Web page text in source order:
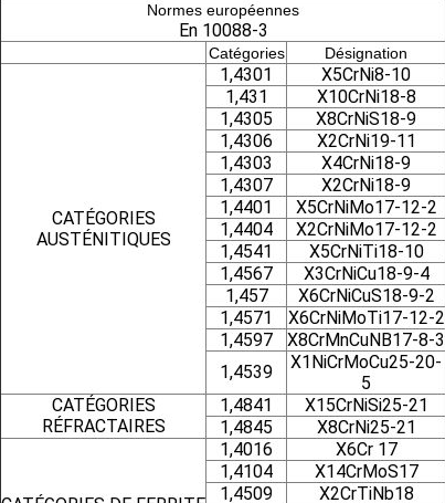
Normes européennes
En 10088-3
Catégories
Désignation
CATÉGORIES
AUSTÉNITIQUES
1,4301 X5CrNi8-10
1,431
X10CrNi18-8
1,4305
X8CrNiS18-9
1,4306
X2CrNi19-11
1,4303
X4CrNi18-9
1,4307
X2CrNi18-9
1,4401
X5CrNiMo17-12-2
1,4404
X2CrNiMo17-12-2
1,4541
X5CrNiTi18-10
1,4567
X3CrNiCu18-9-4
1,457
X6CrNiCuS18-9-2
1,4571
X6CrNiMoTi17-12-2
1,4597
X8CrMnCuNB17-8-3
1,4539
X1NiCrMoCu25-20-
5
CATÉGORIES
RÉFRACTAIRES
1,4841 X15CrNiSi25-21
1,4845
X8CrNi25-21
1,4016 X6Cr 17
1,4104
X14CrMoS17
1,4509
X2CrTiNb18